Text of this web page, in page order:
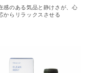
感のある気品と静けさが、心
からリラックスさせる